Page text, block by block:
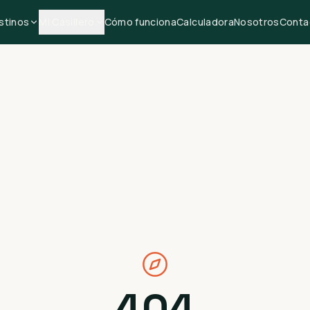
Cómo funcionaCalculadoraNosotros